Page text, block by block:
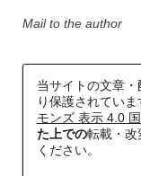
Mail to the author
当サイトの文章
り保護されてい
モンズ 表示 4.0
た上での転載・改
ください。